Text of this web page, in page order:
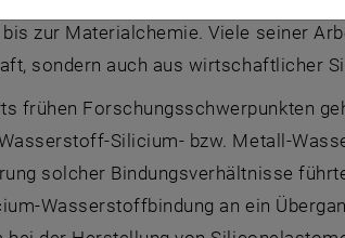
zur Materialchemie. Viele seiner
sondern auch aus wirtschaftlicher
frühen Forschungsschwerpunkten
Silicium- bzw. Metall-
solcher Bindungsverhältnisse
Wasserstoffbindung an ein